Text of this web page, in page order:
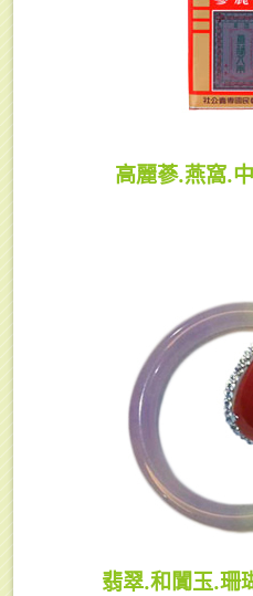
高麗蔘.燕窩.
翡翠.和闐玉.珊